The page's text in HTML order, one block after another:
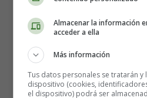
necesidades de hierro del
lugar a una presión arterial
en el embarazo. La
espinacas puede ayudar a
Almacenar la información
acceder a ella
Más información
Tus datos personales se tratarán y
dispositivo (cookies,
el dispositivo) podrá ser